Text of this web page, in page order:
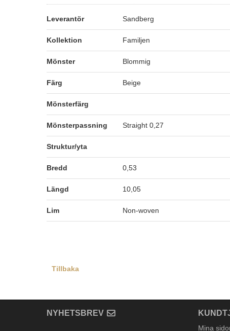
Leverantör Sandberg
Kollektion Familjen
Mönster Blommig
Färg Beige
Mönsterfärg
Mönsterpassning Straight 0,27
Struktur/yta
Bredd 0,53
Längd 10,05
Lim Non-woven
Tillbaka
NYHETSBREV
Mina